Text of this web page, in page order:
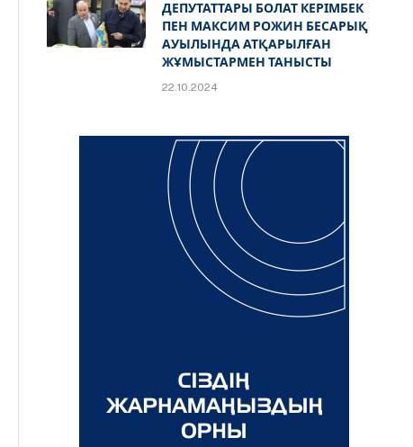
ДЕПУТАТТАРЫ БОЛАТ КЕРІМБЕК
ПЕН МАКСИМ РОЖИН БЕСАРЫҚ
АУЫЛЫНДА АТҚАРЫЛҒАН
ЖҰМЫСТАРМЕН ТАНЫСТЫ
22.10.2024